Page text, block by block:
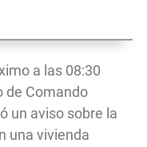
a las 08:30
de Comando
un aviso sobre la
una vivienda